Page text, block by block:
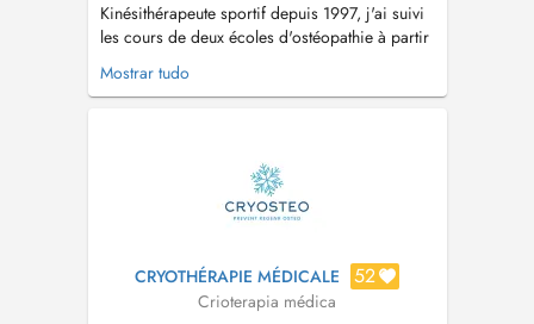
Kinésithérapeute sportif depuis 1997, j'ai suivi
les cours de deux écoles d'ostéopathie à partir
de 2002 (CREDO France et BELSO Belgique).
Très actif dans le monde du football haut
Mostrar tudo
CRYOTHÉRAPIE MÉDICALE 52
Crioterapia médica